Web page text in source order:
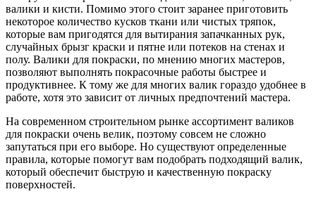
валики и кисти. Помимо этого стоит заранее приготовить
некоторое количество кусков ткани или чистых тряпок,
которые вам пригодятся для вытирания запачканных рук,
случайных брызг краски и пятне или потеков на стенах и
полу. Валики для покраски, по мнению многих мастеров,
позволяют выполнять покрасочные работы быстрее и
продуктивнее. К тому же для многих валик гораздо удобнее в
работе, хотя это зависит от личных предпочтений мастера.
На современном строительном рынке ассортимент валиков
для покраски очень велик, поэтому совсем не сложно
запутаться при его выборе. Но существуют определенные
правила, которые помогут вам подобрать подходящий валик,
который обеспечит быструю и качественную покраску
поверхностей.